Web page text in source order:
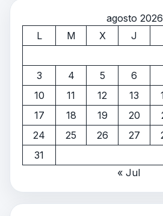
agosto 2026
L
M X J
3
4 5 6
10
11 12 13
17
18 19 20
24
25 26 27
31
« Jul